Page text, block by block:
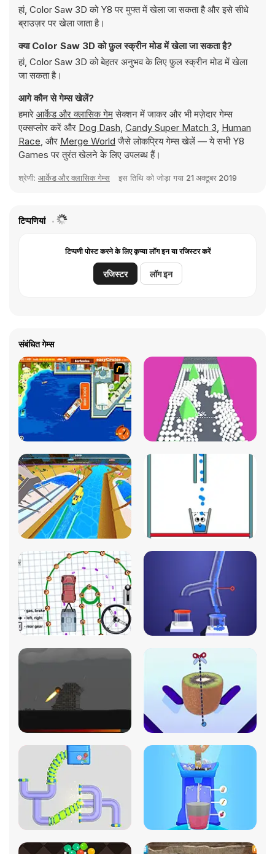
हां, Color Saw 3D को Y8 पर मुफ्त में खेला जा सकता है और इसे सीधे
ब्राउज़र पर खेला जाता है।
क्या Color Saw 3D को फ़ुल स्क्रीन मोड में खेला जा सकता है?
हां, Color Saw 3D को बेहतर अनुभव के लिए फ़ुल स्क्रीन मोड में खेला
जा सकता है।
आगे कौन से गेम्स खेलें?
हमारे आर्केड और क्लासिक गेमसेक्शन में जाकर और भी मज़ेदार गेम्स
एक्सप्लोर करें और Dog Dash, Candy Super Match 3, Human
Race, और Merge World जैसे लोकप्रिय गेम्स खेलें — ये सभी Y8
Games पर तुरंत खेलने के लिए उपलब्ध हैं।
श्रेणी: आर्केड और क्लासिक गेम्स इस तिथि को जोड़ा गया 21 अक्टूबर 2019
टिप्पणियां
टिप्पणी पोस्ट करने के लिए कृप्या लॉग इन या रजिस्टर करें
रजिस्टर लॉग इन
संबंधित गेम्स